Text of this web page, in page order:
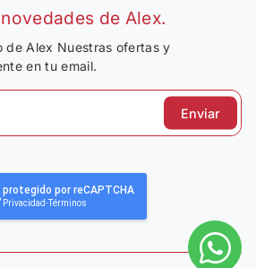
de Alex.
de Alex Nuestras ofertas y
en tu email.
Enviar
protegido por reCAPTCHA
Privacidad-Términos